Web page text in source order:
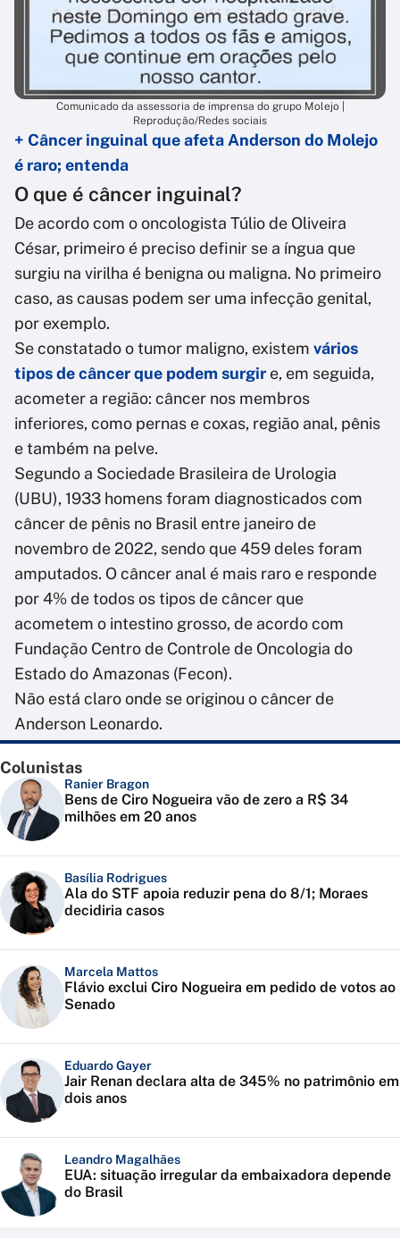
Comunicado da assessoria de imprensa do grupo Molejo |
Reprodução/Redes sociais
+ Câncer inguinal que afeta Anderson do Molejo
é raro; entenda
O que é câncer inguinal?
De acordo com o oncologista Túlio de Oliveira
César, primeiro é preciso definir se a íngua que
surgiu na virilha é benigna ou maligna. No primeiro
caso, as causas podem ser uma infecção genital,
por exemplo.
Se constatado o tumor maligno, existem vários
tipos de câncer que podem surgir e, em seguida,
acometer a região: câncer nos membros
inferiores, como pernas e coxas, região anal, pênis
e também na pelve.
Segundo a Sociedade Brasileira de Urologia
(UBU), 1933 homens foram diagnosticados com
câncer de pênis no Brasil entre janeiro de
novembro de 2022, sendo que 459 deles foram
amputados. O câncer anal é mais raro e responde
por 4% de todos os tipos de câncer que
acometem o intestino grosso, de acordo com
Fundação Centro de Controle de Oncologia do
Estado do Amazonas (Fecon).
Não está claro onde se originou o câncer de
Anderson Leonardo.
Colunistas
Ranier Bragon
Bens de Ciro Nogueira vão de zero a R$ 34
milhões em 20 anos
Basília Rodrigues
Ala do STF apoia reduzir pena do 8/1; Moraes
decidiria casos
Marcela Mattos
Flávio exclui Ciro Nogueira em pedido de votos ao
Senado
Eduardo Gayer
Jair Renan declara alta de 345% no patrimônio em
dois anos
Leandro Magalhães
EUA: situação irregular da embaixadora depende
do Brasil